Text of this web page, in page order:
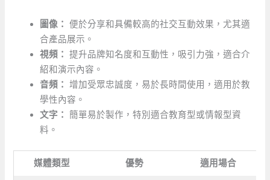
圖像： 便於分享和具備較高的社交互動效果，尤其適
合產品展示。
視頻： 提升品牌知名度和互動性，吸引力強，適合介
紹和演示內容。
音頻： 增加受眾忠誠度，易於長時間使用，適用於教
學性內容。
文字：
簡單易於製作，特別適合教育型或情報型資
料。
媒體類型 優勢 適用場合